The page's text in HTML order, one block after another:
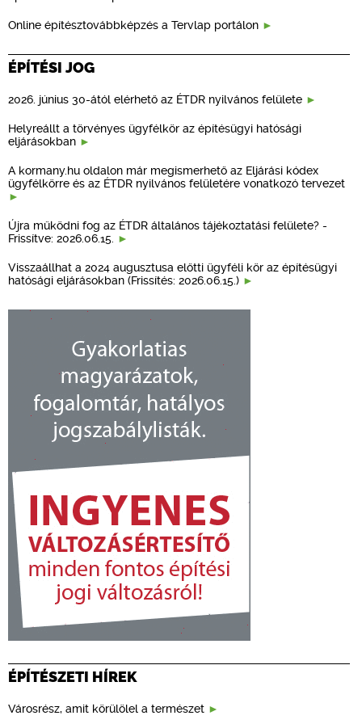
Online építésztovábbképzés a Tervlap portálon
ÉPÍTÉSI JOG
2026. június 30-ától elérhető az ÉTDR nyilvános felülete
Helyreállt a törvényes ügyfélkör az építésügyi hatósági
eljárásokban
A kormany.hu oldalon már megismerhető az Eljárási kódex
ügyfélkörre és az ÉTDR nyilvános felületére vonatkozó tervezet
Újra működni fog az ÉTDR általános tájékoztatási felülete? -
Frissítve: 2026.06.15.
Visszaállhat a 2024 augusztusa előtti ügyféli kör az építésügyi
hatósági eljárásokban (Frissítés: 2026.06.15.)
ÉPÍTÉSZETI HÍREK
Városrész, amit körülölel a természet